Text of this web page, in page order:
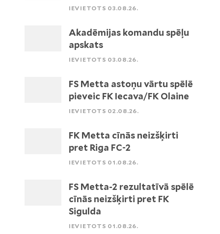
IEVIETOTS 03.08.26.
Akadēmijas komandu spēļu
apskats
IEVIETOTS 03.08.26.
FS Metta astoņu vārtu spēlē
pieveic FK Iecava/FK Olaine
IEVIETOTS 02.08.26.
FK Metta cīnās neizšķirti
pret Riga FC-2
IEVIETOTS 01.08.26.
FS Metta-2 rezultatīvā spēlē
cīnās neizšķirti pret FK
Sigulda
IEVIETOTS 01.08.26.